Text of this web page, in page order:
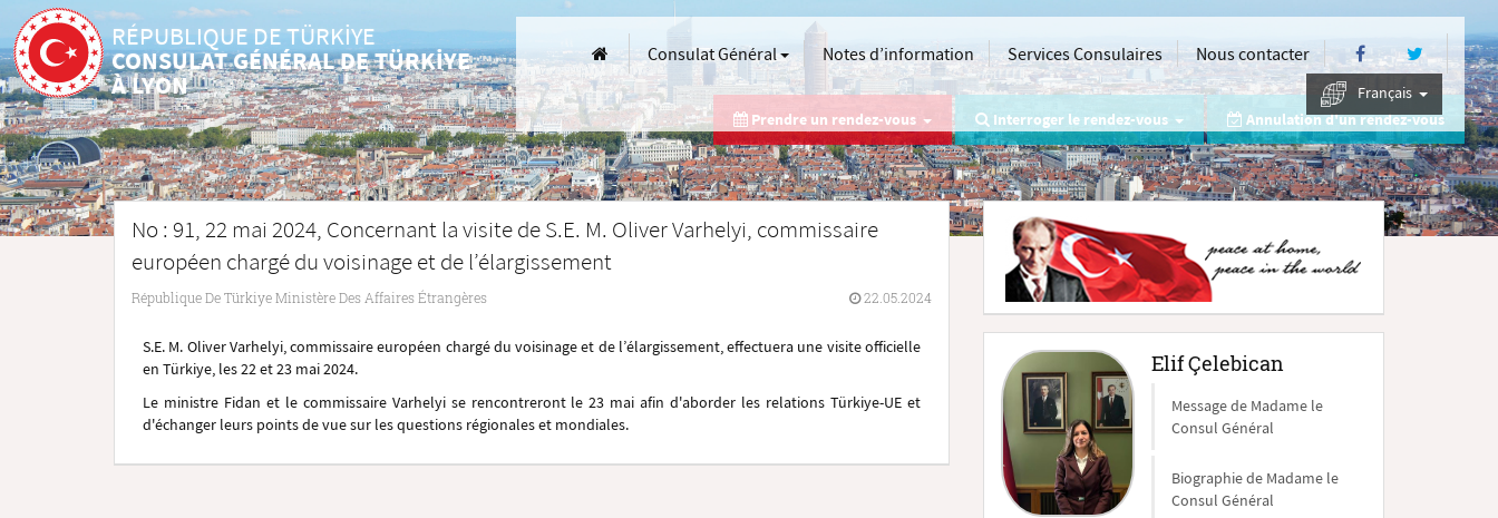
RÉPUBLIQUE DE TÜRKİYE
CONSULAT GÉNÉRAL DE TÜRKİYE
À LYON
Consulat Général Notes d’information Services Consulaires Nous contacter
Français
Prendre un rendez-vous
Interroger le rendez-vous Annulation d'un rendez-vous
No : 91, 22 mai 2024, Concernant la visite de S.E. M. Oliver Varhelyi, commissaire
européen chargé du voisinage et de l’élargissement
République De Türkiye Ministère Des Affaires Étrangères 22.05.2024
S.E. M. Oliver Varhelyi, commissaire européen chargé du voisinage et de l’élargissement, effectuera une visite officielle
en Türkiye, les 22 et 23 mai 2024.
Le ministre Fidan et le commissaire Varhelyi se rencontreront le 23 mai afin d'aborder les relations Türkiye-UE et
d'échanger leurs points de vue sur les questions régionales et mondiales.
Elif Çelebican
Message de Madame le
Consul Général
Biographie de Madame le
Consul Général